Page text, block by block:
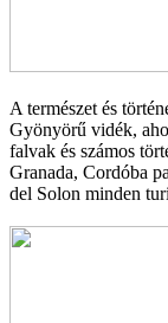
A természet és
Gyönyörű vidék,
falvak és számos
Granada, Cordóba
del Solon minden